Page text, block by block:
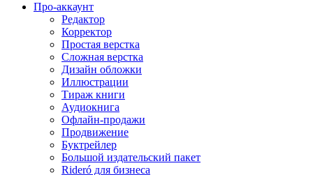
Про-аккаунт
Редактор
Корректор
Простая верстка
Сложная верстка
Дизайн обложки
Иллюстрации
Тираж книги
Аудиокнига
Офлайн-продажи
Продвижение
Буктрейлер
Большой издательский пакет
Rideró для бизнеса